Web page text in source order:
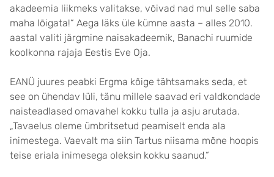
akadeemia liikmeks valitakse, võivad nad mul selle saba
maha lõigata!“ Aega läks üle kümne aasta – alles 2010.
aastal valiti järgmine naisakadeemik, Banachi ruumide
koolkonna rajaja Eestis Eve Oja.
EANÜ juures peabki Ergma kõige tähtsamaks seda, et
see on ühendav lüli, tänu millele saavad eri vald­kondade
naisteadlased omavahel kokku tulla ja asju arutada.
„Tavaelus oleme ümbritsetud peamiselt enda ala
inimestega. Vaevalt ma siin Tartus niisama mõne hoopis
teise eriala inimesega oleksin kokku saanud.“